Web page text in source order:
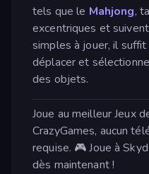
tels que le Mahjong,
excentriques et
simples à jouer, il
déplacer et
des objets.
Joue au meilleur Jeux
CrazyGames, aucun
requise. 🎮 Joue à
dès maintenant !